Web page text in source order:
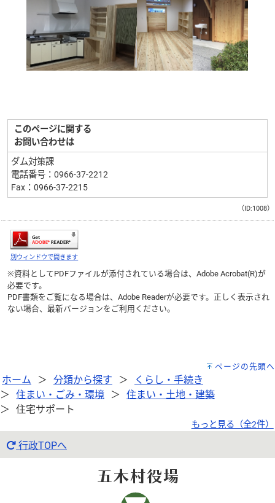
このページに関する
お問い合わせは
ダム対策課
電話番号：0966-37-2212
Fax：0966-37-2215
（ID:1008）
別ウィンドウで開きます
※資料としてPDFファイルが添付されている場合は、Adobe Acrobat(R)が
必要です。
PDF書類をご覧になる場合は、Adobe Readerが必要です。正しく表示され
ない場合、最新バージョンをご利用ください。
ページの先頭へ
ホーム 分類から探す
くらし・手続き
住まい・ごみ・環境
住まい・土地・建築
住宅サポート
もっと見る（全2件）
行政TOPへ